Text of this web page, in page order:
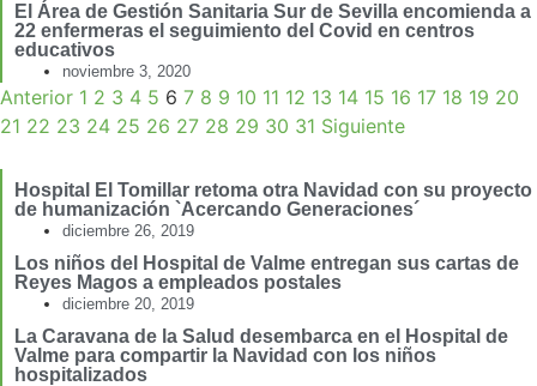
El Área de Gestión Sanitaria Sur de Sevilla encomienda a
22 enfermeras el seguimiento del Covid en centros
educativos
noviembre 3, 2020
Anterior 1 2 3 4 5 6 7 8 9 10 11 12 13 14 15 16 17 18 19 20
21 22 23 24 25 26 27 28 29 30 31 Siguiente
Hospital El Tomillar retoma otra Navidad con su proyecto
de humanización `Acercando Generaciones´
diciembre 26, 2019
Los niños del Hospital de Valme entregan sus cartas de
Reyes Magos a empleados postales
diciembre 20, 2019
La Caravana de la Salud desembarca en el Hospital de
Valme para compartir la Navidad con los niños
hospitalizados